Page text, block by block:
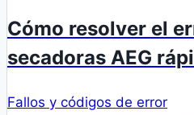
Cómo resolver el
secadoras AEG
Fallos y códigos de error